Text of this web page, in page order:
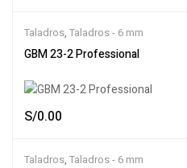
Taladros, Taladros - 6 mm
GBM 23-2 Professional
S/0.00
Taladros, Taladros - 6 mm